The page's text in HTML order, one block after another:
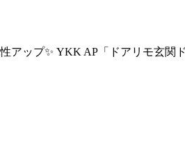
アップ✨ YKK AP「ドアリモ玄関